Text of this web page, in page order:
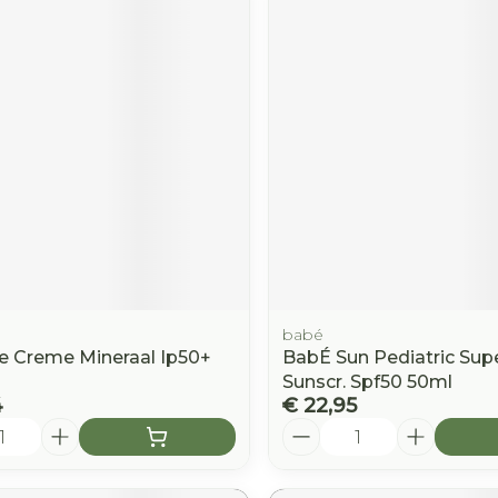
Creme Mineraal Ip50+
babé
BabÉ Sun Pediatric
Sunscr. Spf50 50ml
€ 22,95